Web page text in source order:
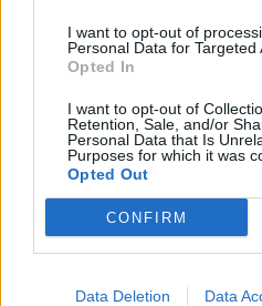
I want to opt-out of
Personal Data for Targeted
Opted In
I want to opt-out of
Retention, Sale, and/or
Personal Data that Is
Purposes for which it was
Opted Out
CONFIRM
Data Deletion Data